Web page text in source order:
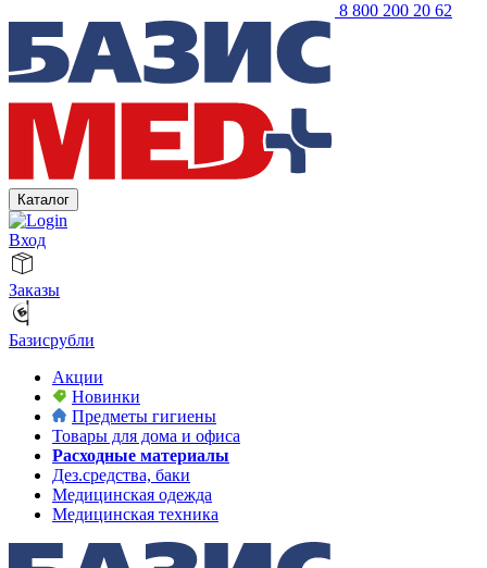
8 800 200 20 62
Каталог
Вход
Заказы
Базисрубли
Акции
Новинки
Предметы гигиены
Товары для дома и офиса
Расходные материалы
Дез.средства, баки
Медицинская одежда
Медицинская техника